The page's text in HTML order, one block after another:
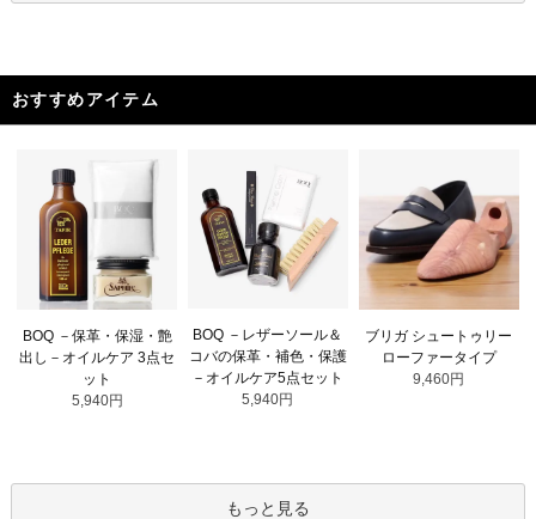
おすすめアイテム
BOQ －保革・保湿・艶
出し－オイルケア 3点セ
ット
5,940円
BOQ －レザーソール＆
コバの保革・補色・保護
－オイルケア5点セット
5,940円
ブリガ シュートゥリー
ローファータイプ
9,460円
もっと見る